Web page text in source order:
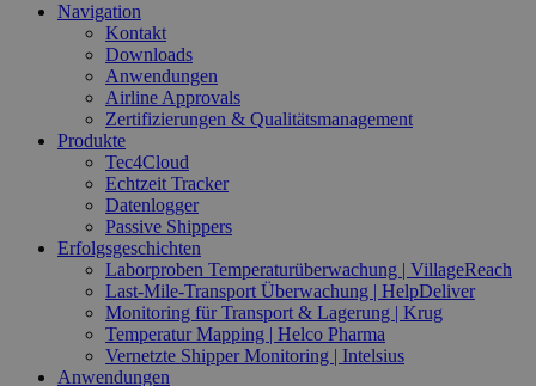
Navigation
Kontakt
Downloads
Anwendungen
Airline Approvals
Zertifizierungen & Qualitätsmanagement
Produkte
Tec4Cloud
Echtzeit Tracker
Datenlogger
Passive Shippers
Erfolgsgeschichten
Laborproben Temperaturüberwachung | VillageReach
Last-Mile-Transport Überwachung | HelpDeliver
Monitoring für Transport & Lagerung | Krug
Temperatur Mapping | Helco Pharma
Vernetzte Shipper Monitoring | Intelsius
Anwendungen